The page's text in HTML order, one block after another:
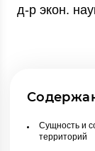
д-р экон.
Сущность и
территорий